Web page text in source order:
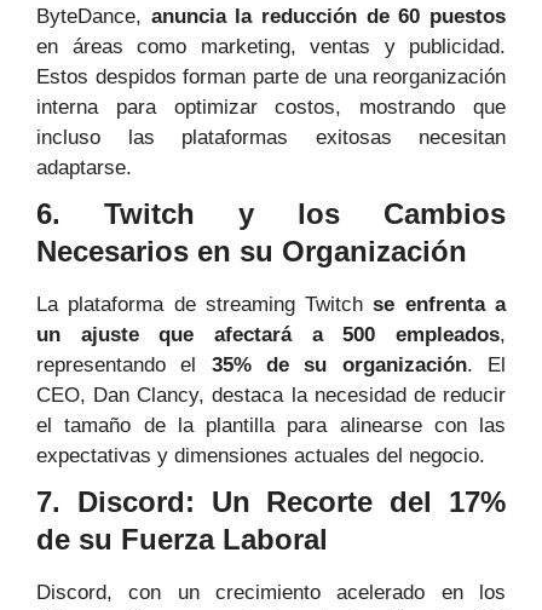
ByteDance, anuncia la reducción de 60 puestos
en áreas como marketing, ventas y publicidad.
Estos despidos forman parte de una reorganización
interna para optimizar costos, mostrando que
incluso las plataformas exitosas necesitan
adaptarse.
6. Twitch y los Cambios
Necesarios en su Organización
La plataforma de streaming Twitchse enfrenta a
un ajuste que afectará a
500 empleados,
representando el 35% de su organización. El
CEO, Dan Clancy, destaca la necesidad de reducir
el tamaño de la plantilla para alinearse con las
expectativas y dimensiones actuales del negocio.
7. Discord: Un Recorte del 17%
de su Fuerza Laboral
Discord, con un crecimiento acelerado en los